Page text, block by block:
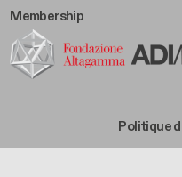
Membership
Footer Politique
Footer